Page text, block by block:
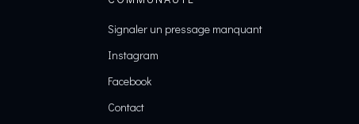
Signaler un pressage manquant
Instagram
Facebook
Contact